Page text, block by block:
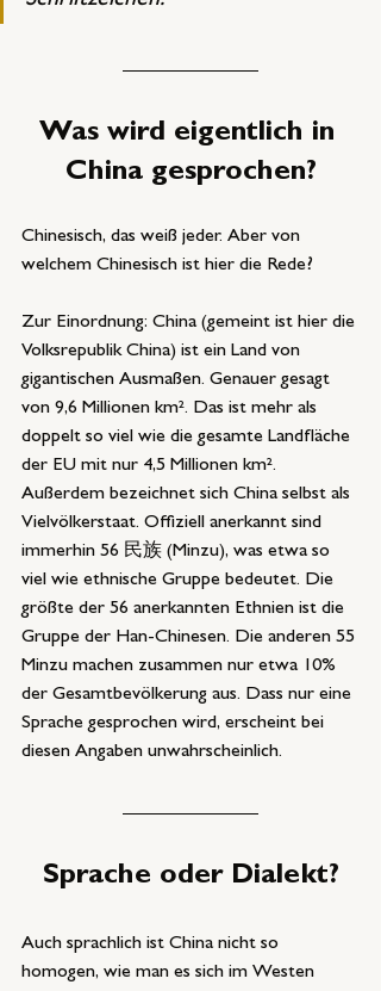
Was wird eigentlich in
China gesprochen?
Chinesisch, das weiß jeder. Aber von
welchem Chinesisch ist hier die Rede?
Zur Einordnung: China (gemeint ist hier die
Volksrepublik China) ist ein Land von
gigantischen Ausmaßen. Genauer gesagt
von 9,6 Millionen km². Das ist mehr als
doppelt so viel wie die gesamte Landfläche
der EU mit nur 4,5 Millionen km².
Außerdem bezeichnet sich China selbst als
Vielvölkerstaat. Offiziell anerkannt sind
immerhin 56 民族 (Minzu), was etwa so
viel wie ethnische Gruppe bedeutet. Die
größte der 56 anerkannten Ethnien ist die
Gruppe der Han-Chinesen. Die anderen 55
Minzu machen zusammen nur etwa 10%
der Gesamtbevölkerung aus. Dass nur eine
Sprache gesprochen wird, erscheint bei
diesen Angaben unwahrscheinlich.
Sprache oder Dialekt?
Auch sprachlich ist China nicht so
homogen, wie man es sich im Westen